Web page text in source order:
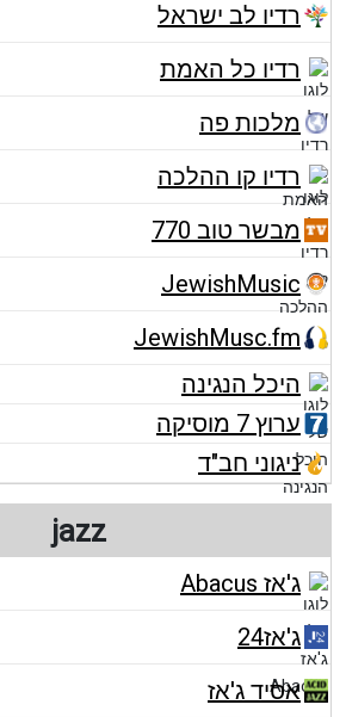
רדיו לב ישראל
רדיו כל האמת
מלכות פה
רדיו קו ההלכה
מבשר טוב 770
JewishMusic
JewishMusc.fm
היכל הנגינה
ערוץ 7 מוסיקה
ניגוני חב"ד
jazz
ג'אז Abacus
ג'אז24
אסיד ג'אז